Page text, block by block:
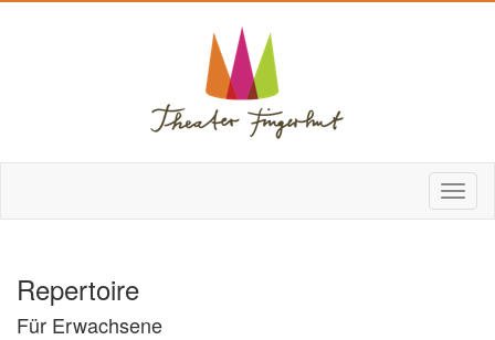
Repertoire
Für Erwachsene